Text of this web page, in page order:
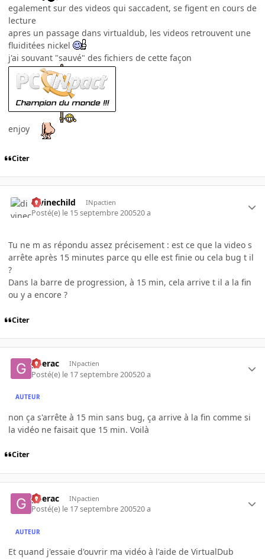
egalement sur des videos qui saccadent, se figent en cours de
lecture
apres un passage dans virtualdub, les videos retrouvent une
fluiditées nickel
j'ai souvant "sauvé" des fichiers de cette façon
enjoy
Citer
divinechild INpactien
Posté(e) le 15 septembre 200520 a
Tu ne m as répondu assez précisement : est ce que la video s
arrête après 15 minutes parce qu elle est finie ou cela bug t il
?
Dans la barre de progression, à 15 min, cela arrive t il a la fin
ou y a encore ?
Citer
gderac INpactien
Posté(e) le 17 septembre 200520 a
AUTEUR
non ça s'arrête à 15 min sans bug, ça arrive à la fin comme si
la vidéo ne faisait que 15 min. Voilà
Citer
gderac INpactien
Posté(e) le 17 septembre 200520 a
AUTEUR
Et quand j'essaie d'ouvrir ma vidéo à l'aide de VirtualDub